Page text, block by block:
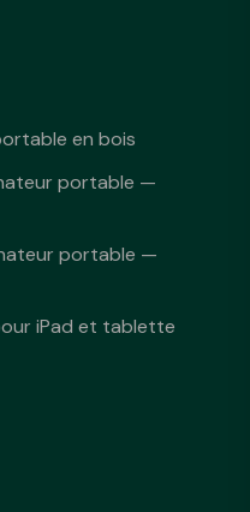
en bois
portable —
portable —
iPad et tablette